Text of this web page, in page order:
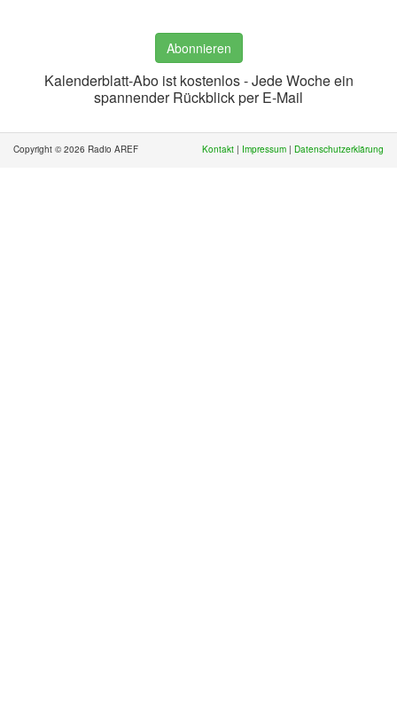
Abonnieren
Kalenderblatt-Abo ist kostenlos - Jede Woche ein
spannender Rückblick per E-Mail
Copyright © 2026 Radio AREF Kontakt | Impressum | Datenschutzerklärung